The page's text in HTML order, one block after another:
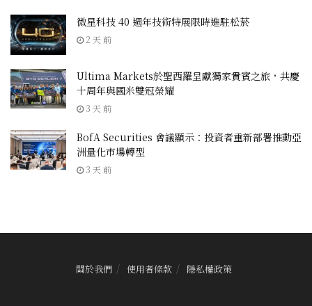
微星科技 40 週年技術特展限時進駐松菸
2 天 前
Ultima Markets於聖西羅呈獻獨家貴賓之旅，共慶
十周年與國米雙冠榮耀
3 天 前
BofA Securities 會議顯示：投資者重新部署推動亞
洲量化市場轉型
3 天 前
關於我們 使用者條款 隱私權政策